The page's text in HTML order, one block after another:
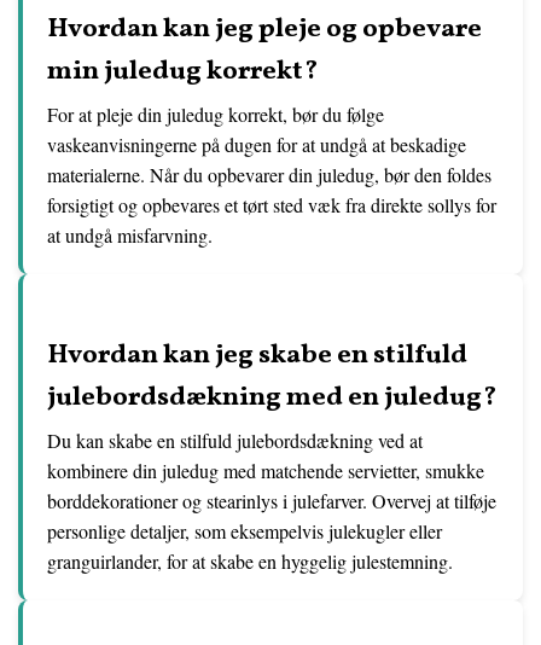
Hvordan kan jeg pleje og opbevare
min juledug korrekt?
For at pleje din juledug korrekt, bør du følge
vaskeanvisningerne på dugen for at undgå at beskadige
materialerne. Når du opbevarer din juledug, bør den foldes
forsigtigt og opbevares et tørt sted væk fra direkte sollys for
at undgå misfarvning.
Hvordan kan jeg skabe en stilfuld
julebordsdækning med en juledug?
Du kan skabe en stilfuld julebordsdækning ved at
kombinere din juledug med matchende servietter, smukke
borddekorationer og stearinlys i julefarver. Overvej at tilføje
personlige detaljer, som eksempelvis julekugler eller
granguirlander, for at skabe en hyggelig julestemning.